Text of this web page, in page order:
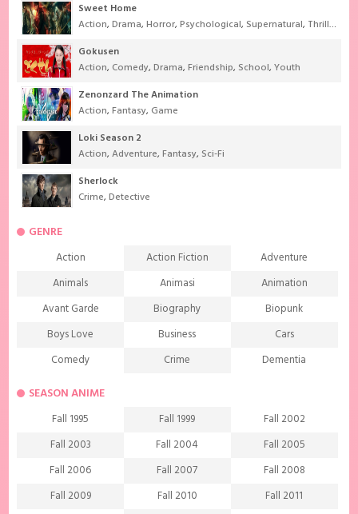
Sweet Home
Action,Drama,Horror,Psychological, Supernatural, Thriller
Gokusen
Action, Comedy,Drama,Friendship, School,Youth
Zenonzard The Animation
Action,Fantasy, Game
Loki Season 2
Action,Adventure,Fantasy, Sci-Fi
Sherlock
Crime,Detective
GENRE
Action Action Fiction
Adventure
Animals
Animasi
Animation
Avant Garde
Biography
Biopunk
Boys Love
Business
Cars
Comedy
Crime
Dementia
Demons
Drama
Ecchi
Extreme sports
Family
Fantasy
Food
Friendship
Game
Gourmet
Harem
Historical
History
SEASON ANIME
Fall 1995 Fall 1999
Fall 2002
Fall 2003
Fall 2004
Fall 2005
Fall 2006
Fall 2007
Fall 2008
Fall 2009
Fall 2010
Fall 2011